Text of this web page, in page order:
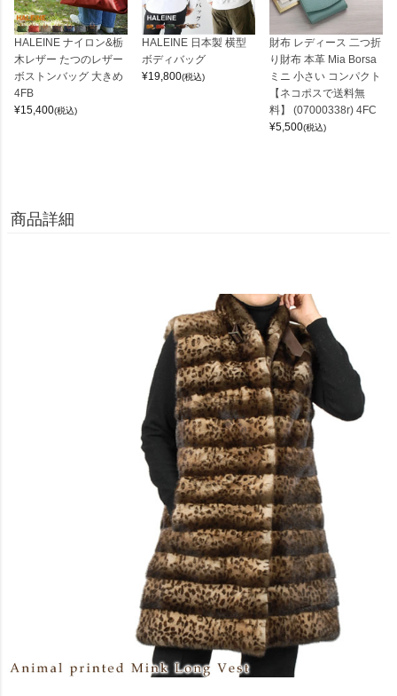
HALEINE ナイロン&栃
木レザー たつのレザー
ボストンバッグ 大きめ
4FB
¥15,400(税込)
HALEINE 日本製 横型
ボディバッグ
¥19,800(税込)
財布 レディース 二つ折
り財布 本革 Mia Borsa
ミニ 小さい コンパクト
【ネコポスで送料無
料】 (07000338r) 4FC
¥5,500(税込)
商品詳細